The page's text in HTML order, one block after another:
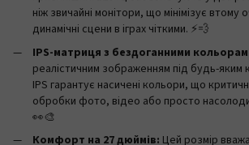
ніж звичайні монітори, що мінімізує втому
динамічні сцени в іграх чіткими. ⚡💨
IPS-матриця з бездоганними
реалістичним зображенням під будь-яким
IPS гарантує насичені кольори, що
обробки фото, відео або просто насолоди
👀🎨
Комфорт на 27 дюймів: Цей розмір